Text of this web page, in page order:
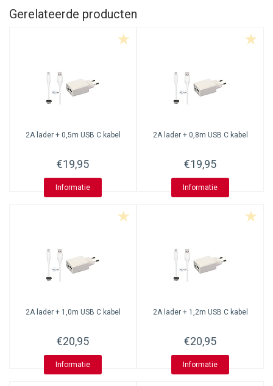
Gerelateerde producten
2A lader + 0,5m USB C kabel
€19,95
Informatie
2A lader + 0,8m USB C kabel
€19,95
Informatie
2A lader + 1,0m USB C kabel
€20,95
Informatie
2A lader + 1,2m USB C kabel
€20,95
Informatie